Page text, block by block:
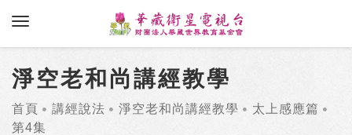
toggle navigation
淨空老和尚講經教學
首頁 講經說法 淨空老和尚講經教學
太上感應篇
第4集